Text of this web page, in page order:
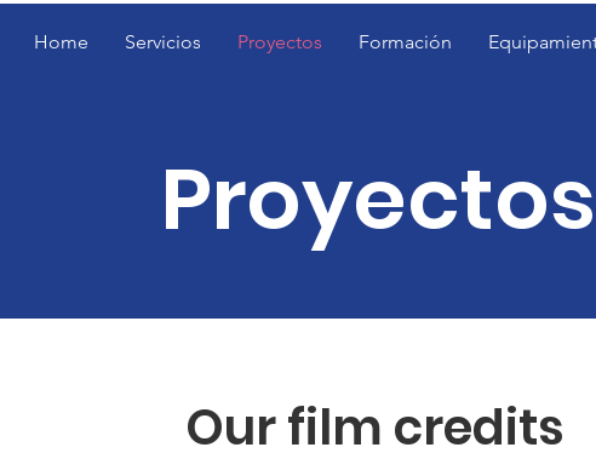
Home Servicios Proyectos Formación
Proyectos
Our film credits